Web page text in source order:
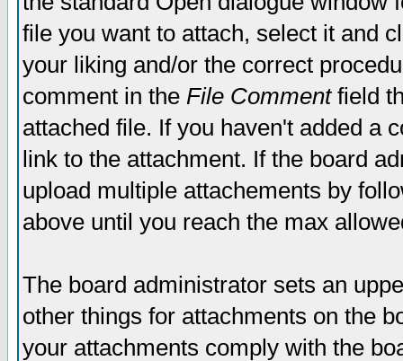
file you want to attach, select it and
your liking and/or the correct
comment in the File Commentfield
attached file. If you haven't added a
link to the attachment. If the board
upload multiple attachements by
above until you reach the max
The board administrator sets an
other things for attachments on the
your attachments comply with the